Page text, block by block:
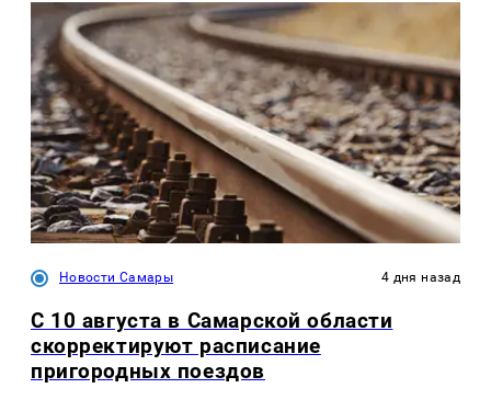
Новости Самары 4 дня назад
С 10 августа в Самарской области
скорректируют расписание
пригородных поездов